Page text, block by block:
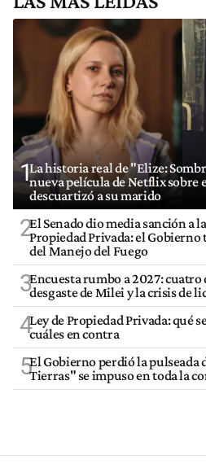
1La historia real de "Elize:
nueva película de Netflix sobre
descuartizó a su marido
2El Senado dio media sanción a
Propiedad Privada: el Gobierno
del Manejo del Fuego
3Encuesta rumbo a 2027:
desgaste de Milei y la crisis de
4Ley de Propiedad Privada: qué
cuáles en contra
5El Gobierno perdió la pulseada
Tierras" se impuso en toda la